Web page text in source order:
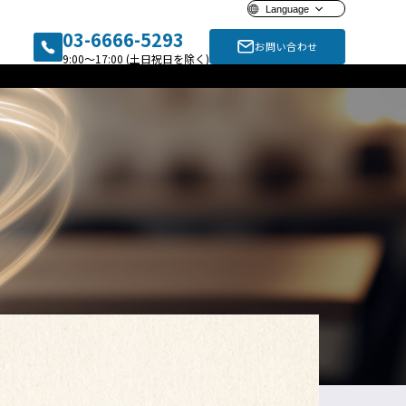
03-6666-5293
9:00〜17:00 (土日祝日を除く)
Language
お問い合わせ